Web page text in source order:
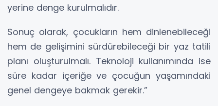
yerine denge kurulmalıdır.
Sonuç olarak, çocukların hem dinlenebileceği
hem de gelişimini sürdürebileceği bir yaz tatili
planı oluşturulmalı. Teknoloji kullanımında ise
süre kadar içeriğe ve çocuğun yaşamındaki
genel dengeye bakmak gerekir.”